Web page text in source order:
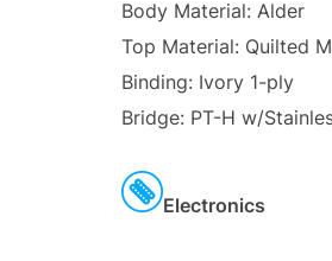
Body Material: Alder
Top Material: Quilted
Binding: Ivory 1-ply
Bridge: PT-H w/
Electronics